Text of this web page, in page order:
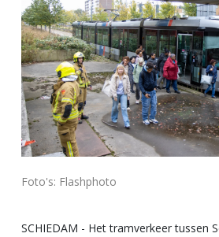
Foto's: Flashphoto
SCHIEDAM - Het tramverkeer tussen